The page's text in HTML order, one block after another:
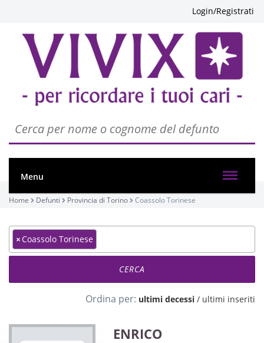
Login/Registrati
Menu
Home Defunti Provincia di Torino Coassolo Torinese
×Coassolo Torinese
Ordina per: ultimi decessi / ultimi inseriti
ENRICO